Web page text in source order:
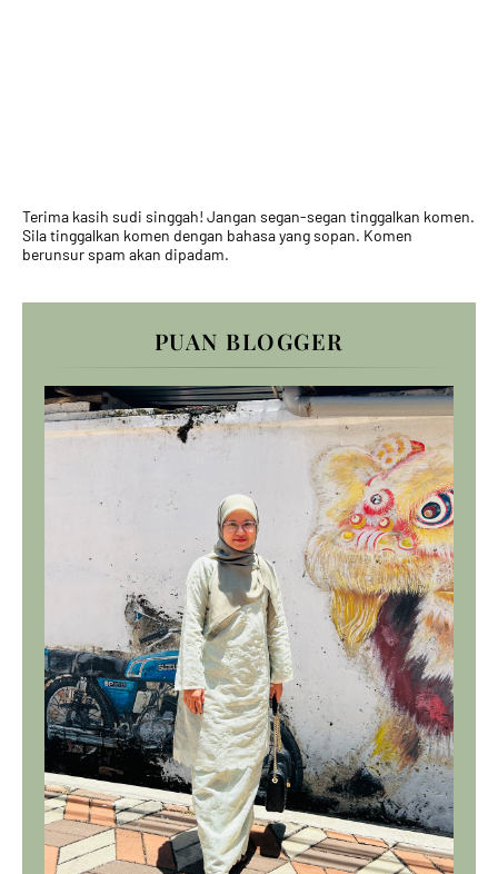
Terima kasih sudi singgah! Jangan segan-segan tinggalkan komen.
Sila tinggalkan komen dengan bahasa yang sopan. Komen
berunsur spam akan dipadam.
PUAN BLOGGER